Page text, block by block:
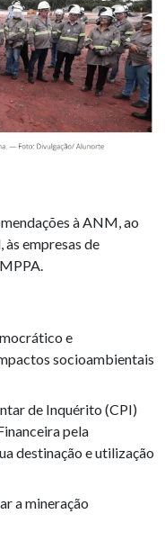
à ANM, ao
empresas de
e
socioambientais
de Inquérito (CPI)
pela
destinação e utilização
a mineração